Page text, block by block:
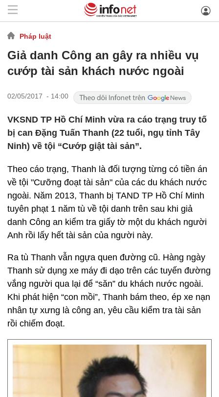
Pháp luật
Giả danh Công an gây ra nhiều vụ
cướp tài sản khách nước ngoài
02/05/2017 - 14:00
VKSND TP Hồ Chí Minh vừa ra cáo trạng truy tố
bị can Đặng Tuấn Thanh (22 tuổi, ngụ tỉnh Tây
Ninh) về tội “Cướp giật tài sản”.
Theo cáo trạng, Thanh là đối tượng từng có tiền án
về tội "Cưỡng đoạt tài sản" của các du khách nước
ngoài. Năm 2013, Thanh bị TAND TP Hồ Chí Minh
tuyên phạt 1 năm tù về tội danh trên sau khi giả
danh Công an kiểm tra giấy tờ một du khách người
Anh rồi lấy hết tài sản của người này.
Ra tù Thanh vẫn ngựa quen đường cũ. Hàng ngày
Thanh sử dụng xe máy đi dạo trên các tuyến đường
vắng người qua lại để “săn” du khách nước ngoài.
Khi phát hiện “con mồi”, Thanh bám theo, ép xe nạn
nhân tự xưng là công an, yêu cầu kiểm tra tài sản
rồi chiếm đoạt.